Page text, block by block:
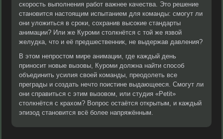
скорость выполнения работ важнее качества. Это решение
становится настоящим испытанием для команды: смогут ли
они уложиться в сроки, сохранив высокие стандарты
анимации? Или же Куроми столкнётся с той же язвой
желудка, что и её предшественник, не выдержав давления?
В этом непростом мире анимации, где каждый день
приносит новые вызовы, Куроми должна найти способ
объединить усилия своей команды, преодолеть все
преграды и создать нечто поистине выдающееся. Смогут ли
они справиться с этим вызовом, или студия «Petit»
столкнётся с крахом? Вопрос остаётся открытым, и каждый
эпизод становится всё более напряжённым.